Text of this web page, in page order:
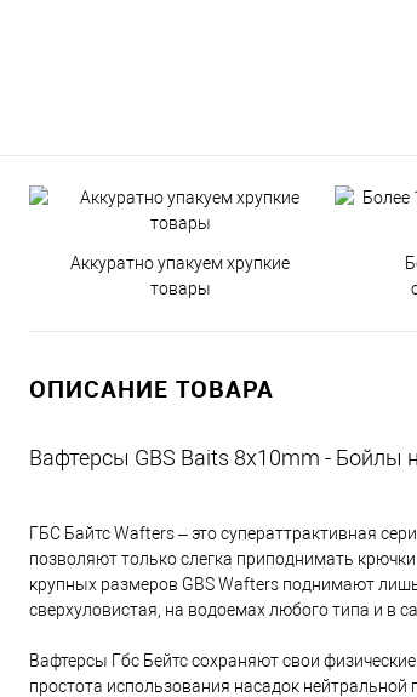
Аккуратно упакуем хрупкие
товары
ОПИСАНИЕ ТОВАРА
Вафтерсы GBS Baits 8x10mm - Бойлы
ГБС Байтс Wafters – это суператтрактивная
позволяют только слегка приподнимать
крупных размеров GBS Wafters поднимают
сверхуловистая, на водоемах любого типа и в
Вафтерсы Гбс Бейтс сохраняют свои
простота использования насадок